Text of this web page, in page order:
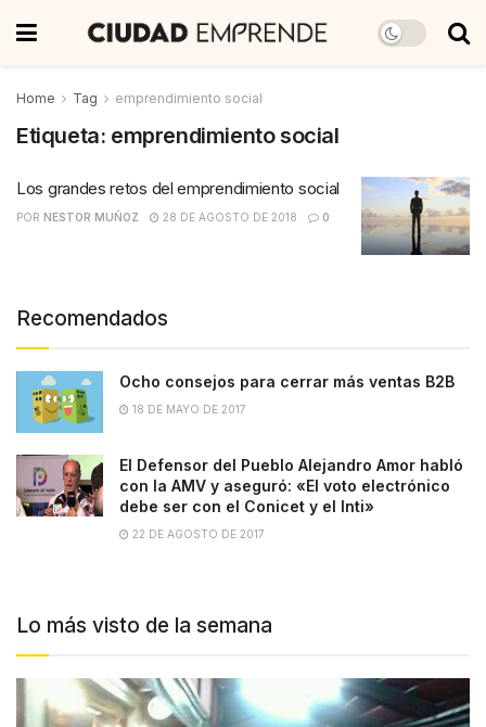
Home Tag emprendimiento social
Etiqueta: emprendimiento social
Los grandes retos del emprendimiento social
POR NESTOR MUÑOZ 28 DE AGOSTO DE 2018 0
Recomendados
Ocho consejos para cerrar más ventas B2B
18 DE MAYO DE 2017
El Defensor del Pueblo Alejandro Amor habló
con la AMV y aseguró: «El voto electrónico
debe ser con el Conicet y el Inti»
22 DE AGOSTO DE 2017
Lo más visto de la semana